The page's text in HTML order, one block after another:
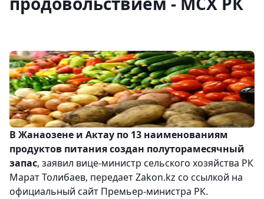
В Жанаозене и Актау по 13 наименованиям
продуктов питания создан полуторамесячный
запас, заявил вице-министр сельского хозяйства РК
Марат Толибаев, передает Zakon.kz со ссылкой на
официальный сайт Премьер-министра РК.